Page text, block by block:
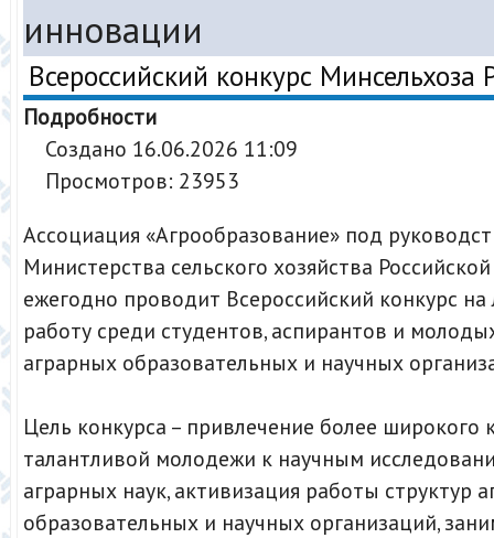
инновации
Всероссийский конкурс Минсельхоза
Подробности
Создано 16.06.2026 11:09
Просмотров: 23953
Ассоциация «Агрообразование» под
Министерства сельского хозяйства
ежегодно проводит Всероссийский конкурс
работу среди студентов, аспирантов и
аграрных образовательных и научных
Цель конкурса – привлечение более широкого
талантливой молодежи к научным
аграрных наук, активизация работы структур
образовательных и научных организаций,